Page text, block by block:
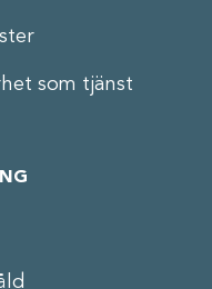
som tjänst